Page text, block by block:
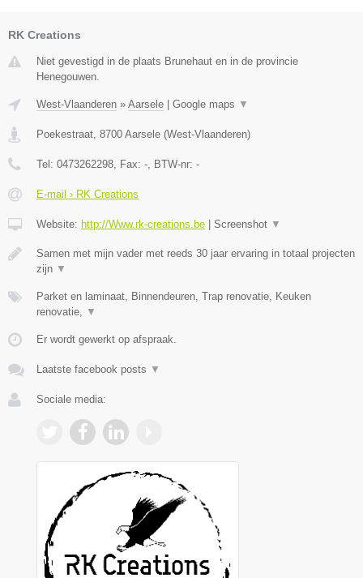
RK Creations
Niet gevestigd in de plaats Brunehaut en in de provincie
Henegouwen.
West-Vlaanderen » Aarsele Google maps ▼
Poekestraat, 8700 Aarsele (West-Vlaanderen)
Tel: 0473262298, Fax: -, BTW-nr: -
E-mail › RK Creations
Website: http://Www.rk-creations.be Screenshot ▼
Samen met mijn vader met reeds 30 jaar ervaring in totaal projecten
zijn ▼
Parket en laminaat, Binnendeuren, Trap renovatie, Keuken
renovatie, ▼
Er wordt gewerkt op afspraak.
Laatste facebook posts ▼
Sociale media: